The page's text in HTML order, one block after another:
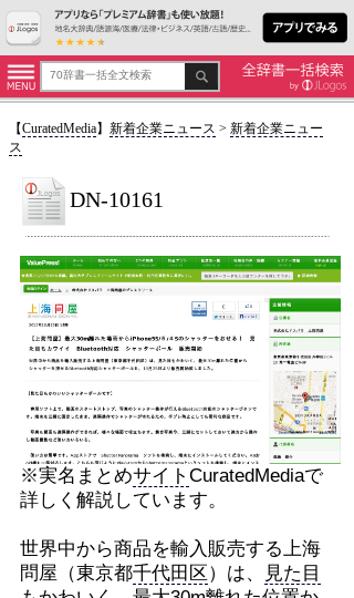
【CuratedMedia】 新着企業ニュース > 新着企業ニュー
ス
DN-10161
※実名まとめサイト CuratedMediaで
詳しく解説しています。
世界中から商品を輸入販売する上海
問屋（東京都千代田区）は、
見た目